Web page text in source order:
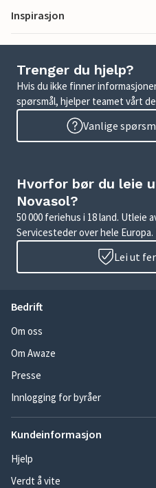
Inspirasjon
Trenger du hjelp?
Hvis du ikke finner
spørsmål, hjelper teamet vårt
Vanlige
Hvorfor bør du leie
Novasol?
50 000 feriehus i 18 land. Utleie
Servicesteder over hele
Lei ut
Bedrift
Om oss
Om Awaze
Presse
Innlogging for byråer
Kundeinformasjon
Hjelp
Verdt å vite